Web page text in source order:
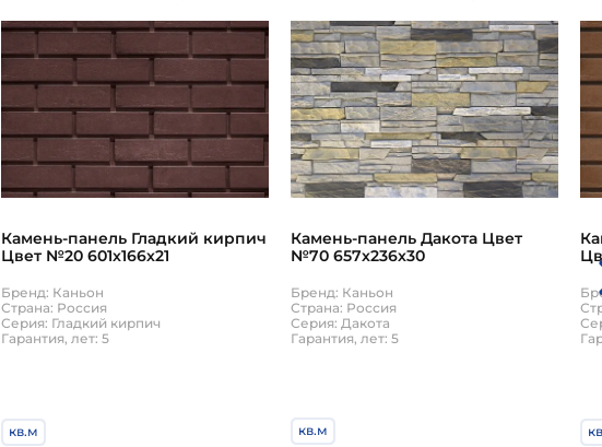
Камень-панель Гладкий кирпич
Цвет №20 601х166х21
Бренд: Каньон
Страна: Россия
Серия: Гладкий кирпич
Гарантия, лет: 5
кв.м
Камень-панель Дакота Цвет
№70 657х236х30
Бренд: Каньон
Страна: Россия
Серия: Дакота
Гарантия, лет: 5
кв.м